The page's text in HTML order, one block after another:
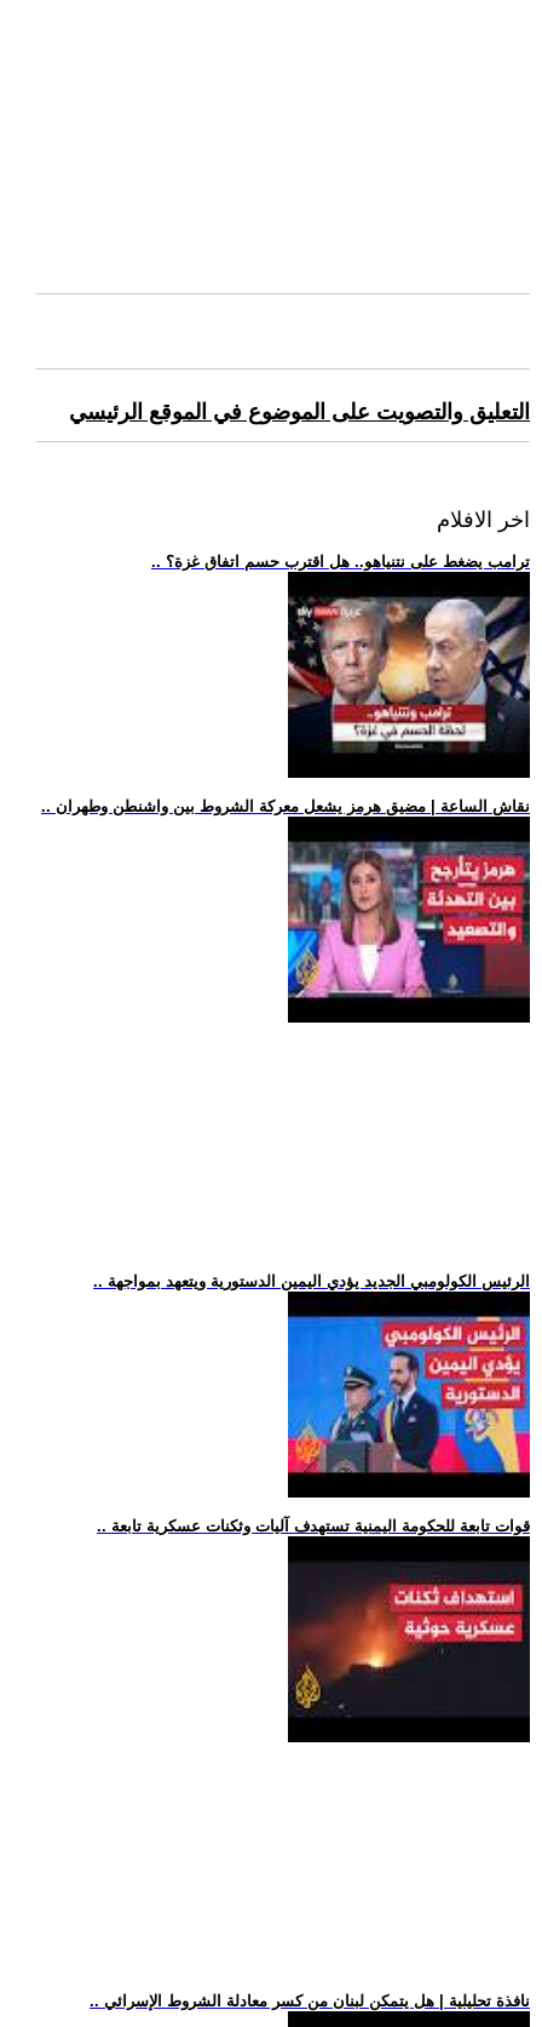
التعليق والتصويت على الموضوع في الموقع الرئيسي
اخر الافلام
.. ترامب يضغط على نتنياهو.. هل اقترب حسم اتفاق غزة؟
.. نقاش الساعة | مضيق هرمز يشعل معركة الشروط بين واشنطن وطهران
.. الرئيس الكولومبي الجديد يؤدي اليمين الدستورية ويتعهد بمواجهة
.. قوات تابعة للحكومة اليمنية تستهدف آليات وثكنات عسكرية تابعة
.. نافذة تحليلية | هل يتمكن لبنان من كسر معادلة الشروط الإسرائي